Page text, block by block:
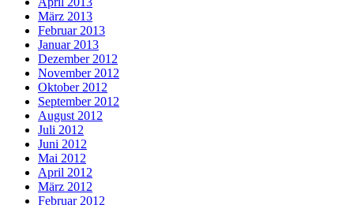
März 2013
Februar 2013
Januar 2013
Dezember 2012
November 2012
Oktober 2012
September 2012
August 2012
Juli 2012
Juni 2012
Mai 2012
April 2012
März 2012
Februar 2012